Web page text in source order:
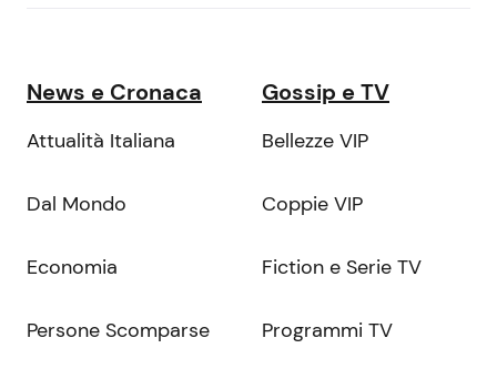
News e Cronaca
Attualità Italiana
Dal Mondo
Economia
Persone Scomparse
Gossip e TV
Bellezze VIP
Coppie VIP
Fiction e Serie TV
Programmi TV